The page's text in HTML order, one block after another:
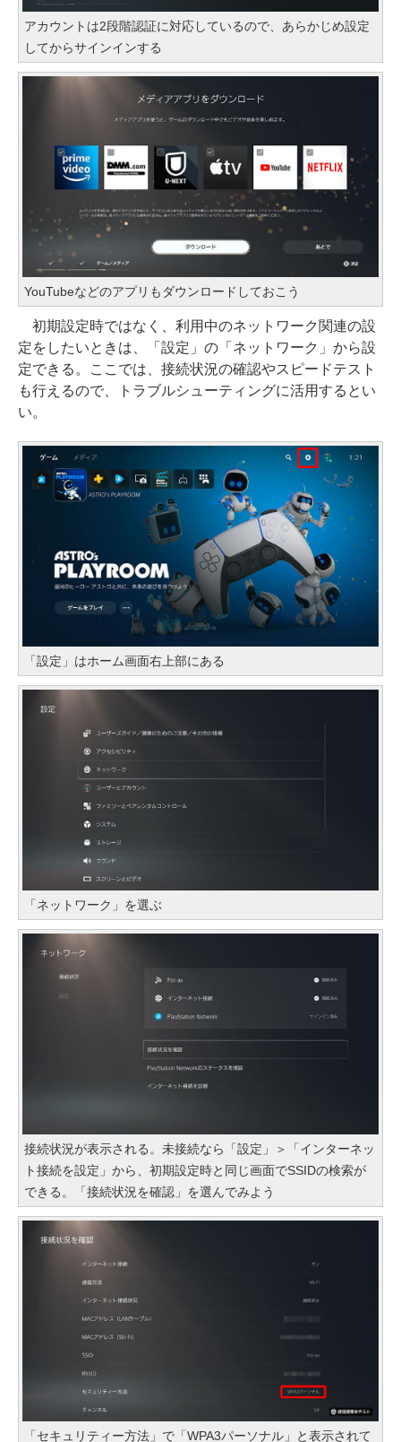
アカウントは2段階認証に対応しているので、あらかじめ設定
してからサインインする
YouTubeなどのアプリもダウンロードしておこう
初期設定時ではなく、利用中のネットワーク関連の設
定をしたいときは、「設定」の「ネットワーク」から設
定できる。ここでは、接続状況の確認やスピードテスト
も行えるので、トラブルシューティングに活用するとい
い。
「設定」はホーム画面右上部にある
「ネットワーク」を選ぶ
接続状況が表示される。未接続なら「設定」＞「インターネッ
ト接続を設定」から、初期設定時と同じ画面でSSIDの検索が
できる。「接続状況を確認」を選んでみよう
「セキュリティー方法」で「WPA3パーソナル」と表示されて